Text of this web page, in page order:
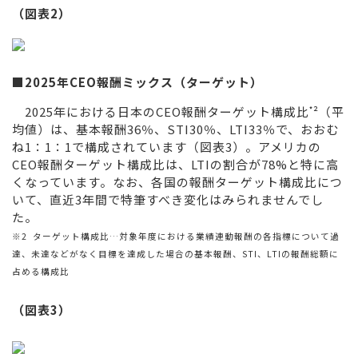
（図表2）
■2025年CEO報酬ミックス（ターゲット）
2025年における日本のCEO報酬ターゲット構成比*²（平
均値）は、基本報酬36％、STI30％、LTI33％で、おおむ
ね1：1：1で構成されています（図表3）。アメリカの
CEO報酬ターゲット構成比は、LTIの割合が78%と特に高
くなっています。なお、各国の報酬ターゲット構成比につ
いて、直近3年間で特筆すべき変化はみられませんでし
た。
※2 ターゲット構成比… 対象年度における業績連動報酬の各指標について過
達、未達などがなく目標を達成した場合の基本報酬、STI、LTIの報酬総額に
占める構成比
（図表3）